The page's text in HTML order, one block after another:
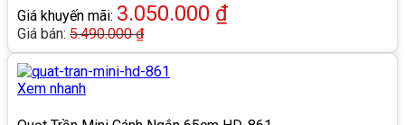
Giá khuyến mãi: 3.050.000 ₫
Giá bán: 5.490.000₫
Xem nhanh